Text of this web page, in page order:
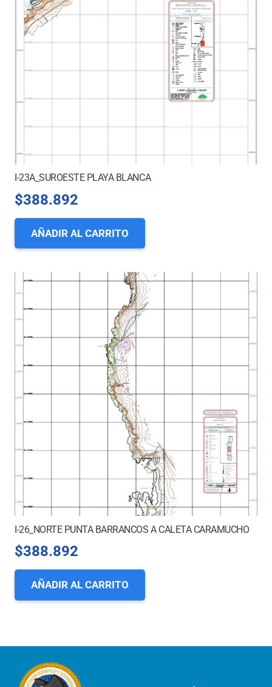
I-23A_SUROESTE PLAYA BLANCA
$388.892
AÑADIR AL CARRITO
I-26_NORTE PUNTA BARRANCOS A CALETA CARAMUCHO
$388.892
AÑADIR AL CARRITO